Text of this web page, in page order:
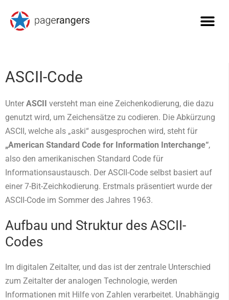
ASCII-Code
Unter ASCII versteht man eine Zeichenkodierung, die dazu
genutzt wird, um Zeichensätze zu codieren. Die Abkürzung
ASCII, welche als „aski“ ausgesprochen wird, steht für
„American Standard Code for Information Interchange“,
also den amerikanischen Standard Code für
Informationsaustausch. Der ASCII-Code selbst basiert auf
einer 7-Bit-Zeichkodierung. Erstmals präsentiert wurde der
ASCII-Code im Sommer des Jahres 1963.
Aufbau und Struktur des ASCII-
Codes
Im digitalen Zeitalter, und das ist der zentrale Unterschied
zum Zeitalter der analogen Technologie, werden
Informationen mit Hilfe von Zahlen verarbeitet. Unabhängig